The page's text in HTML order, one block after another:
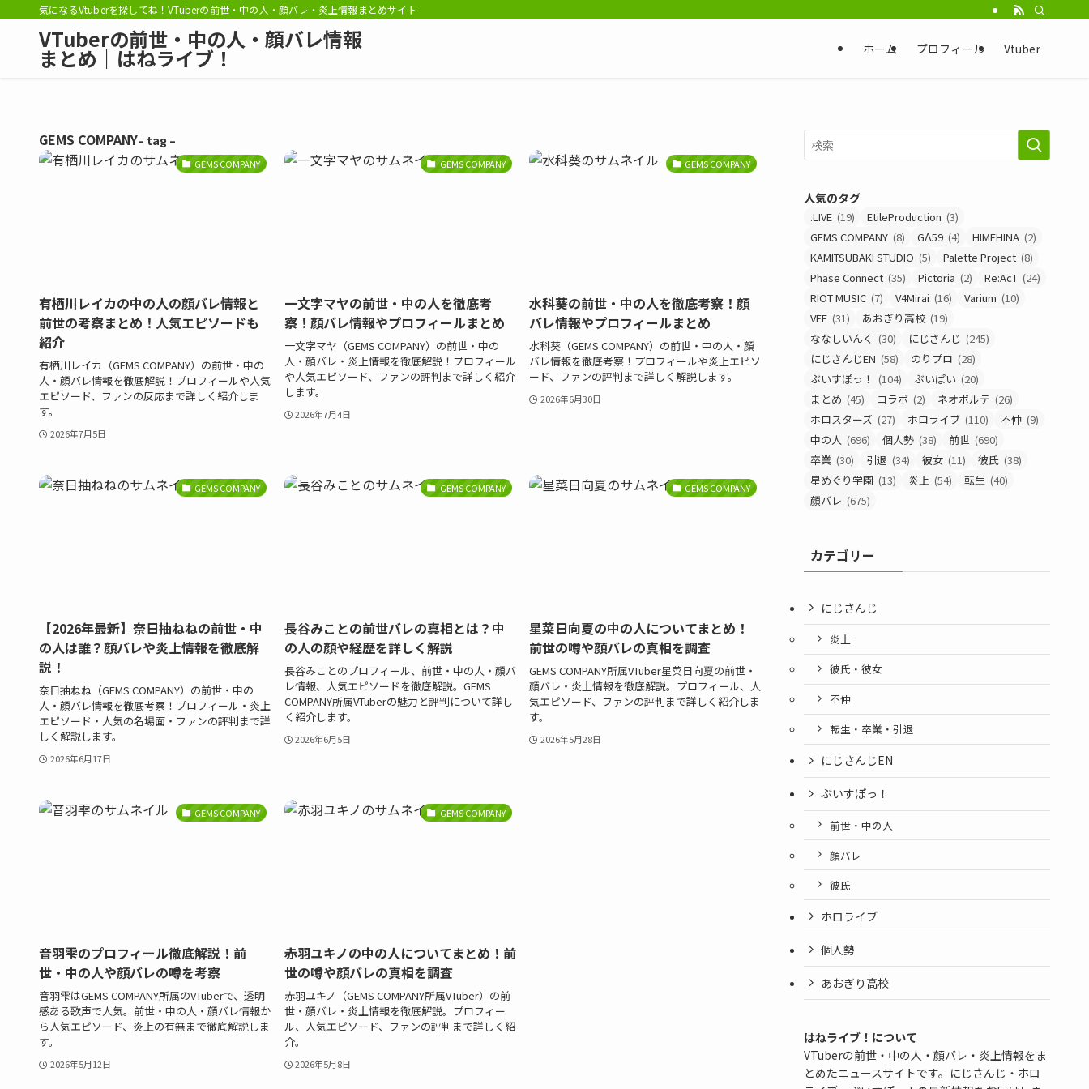
気になるVtuberを探してね！VTuberの前世・中の人・顔バレ・炎上情報まとめサイト
VTuberの前世・中の人・顔バレ情報
まとめ｜はねライブ！ ホーム プロフィール Vtuber
GEMS COMPANY– tag –
GEMS COMPANY
有栖川レイカの中の人の顔バレ情報と
前世の考察まとめ！人気エピソードも
紹介
有栖川レイカ（GEMS COMPANY）の前世・中の
人・顔バレ情報を徹底解説！プロフィールや人気
エピソード、ファンの反応まで詳しく紹介しま
す。
2026年7月5日
GEMS COMPANY
一文字マヤの前世・中の人を徹底考
察！顔バレ情報やプロフィールまとめ
一文字マヤ（GEMS COMPANY）の前世・中の
人・顔バレ・炎上情報を徹底解説！プロフィール
や人気エピソード、ファンの評判まで詳しく紹介
します。
2026年7月4日
GEMS COMPANY
水科葵の前世・中の人を徹底考察！顔
バレ情報やプロフィールまとめ
水科葵（GEMS COMPANY）の前世・中の人・顔
バレ情報を徹底考察！プロフィールや炎上エピソ
ード、ファンの評判まで詳しく解説します。
2026年6月30日
GEMS COMPANY
【2026年最新】奈日抽ねねの前世・中
の人は誰？顔バレや炎上情報を徹底解
説！
奈日抽ねね（GEMS COMPANY）の前世・中の
人・顔バレ情報を徹底考察！プロフィール・炎上
エピソード・人気の名場面・ファンの評判まで詳
しく解説します。
2026年6月17日
GEMS COMPANY
長谷みことの前世バレの真相とは？中
の人の顔や経歴を詳しく解説
長谷みことのプロフィール、前世・中の人・顔バ
レ情報、人気エピソードを徹底解説。GEMS
COMPANY所属VTuberの魅力と評判について詳し
く紹介します。
2026年6月5日
GEMS COMPANY
星菜日向夏の中の人についてまとめ！
前世の噂や顔バレの真相を調査
GEMS COMPANY所属VTuber星菜日向夏の前世・
顔バレ・炎上情報を徹底解説。プロフィール、人
気エピソード、ファンの評判まで詳しく紹介しま
す。
2026年5月28日
GEMS COMPANY
音羽雫のプロフィール徹底解説！前
世・中の人や顔バレの噂を考察
音羽雫はGEMS COMPANY所属のVTuberで、透明
感ある歌声で人気。前世・中の人・顔バレ情報か
ら人気エピソード、炎上の有無まで徹底解説しま
す。
2026年5月12日
GEMS COMPANY
赤羽ユキノの中の人についてまとめ！前
世の噂や顔バレの真相を調査
赤羽ユキノ（GEMS COMPANY所属VTuber）の前
世・顔バレ・炎上情報を徹底解説。プロフィー
ル、人気エピソード、ファンの評判まで詳しく紹
介。
2026年5月8日
人気のタグ
.LIVE (19) EtileProduction (3)
GEMS COMPANY (8) GΔ59 (4) HIMEHINA (2)
KAMITSUBAKI STUDIO (5) Palette Project (8)
Phase Connect (35) Pictoria (2) Re:AcT (24)
RIOT MUSIC (7) V4Mirai (16) Varium (10)
VEE (31) あおぎり高校 (19)
ななしいんく (30) にじさんじ (245)
にじさんじEN (58) のりプロ (28)
ぶいすぽっ！
(104) ぶいぱい (20)
まとめ (45) コラボ (2) ネオポルテ (26)
ホロスターズ (27) ホロライブ (110) 不仲 (9)
中の人 (696) 個人勢 (38) 前世 (690)
卒業 (30) 引退 (34) 彼女 (11) 彼氏 (38)
星めぐり学園 (13) 炎上 (54) 転生 (40)
顔バレ (675)
カテゴリー
にじさんじ
炎上
彼氏・彼女
不仲
転生・卒業・引退
にじさんじEN
ぶいすぽっ！
前世・中の人
顔バレ
彼氏
ホロライブ
個人勢
あおぎり高校
はねライブ！について
VTuberの前世・中の人・顔バレ・炎上情報をま
とめたニュースサイトです。にじさんじ・ホロ